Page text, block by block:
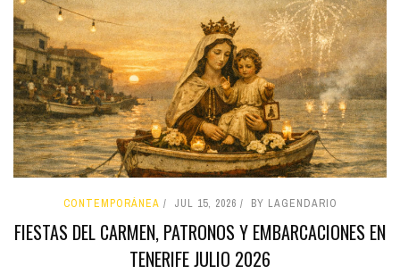
CONTEMPORÁNEA JUL 15, 2026 BY LAGENDARIO
FIESTAS DEL CARMEN, PATRONOS Y EMBARCACIONES EN
TENERIFE JULIO 2026